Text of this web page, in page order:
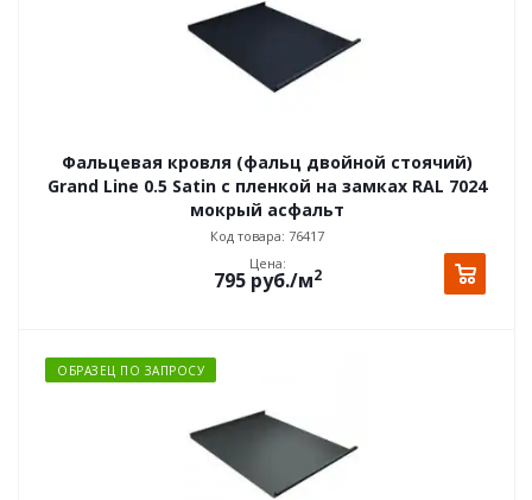
Фальцевая кровля (фальц двойной стоячий)
Grand Line 0.5 Satin с пленкой на замках RAL 7024
мокрый асфальт
Код товара: 76417
Цена:
795руб./м2
ОБРАЗЕЦ ПО ЗАПРОСУ